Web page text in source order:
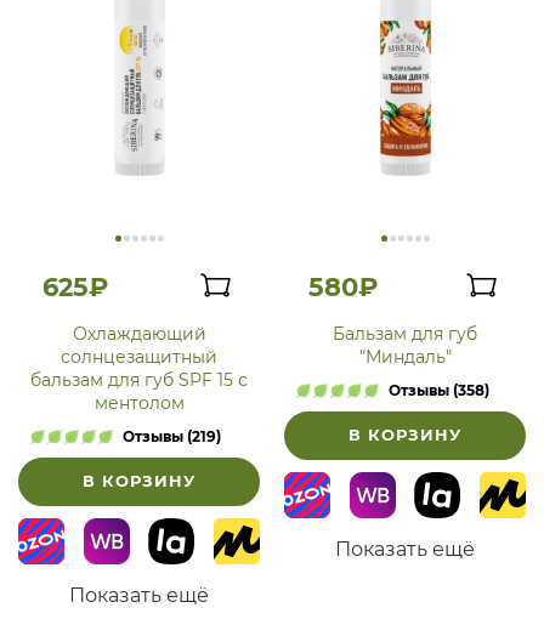
625₽
Охлаждающий
солнцезащитный
бальзам для губ SPF 15 с
ментолом
Отзывы (219)
В КОРЗИНУ
Показать ещё
580₽
Бальзам для губ
"Миндаль"
Отзывы (358)
В КОРЗИНУ
Показать ещё